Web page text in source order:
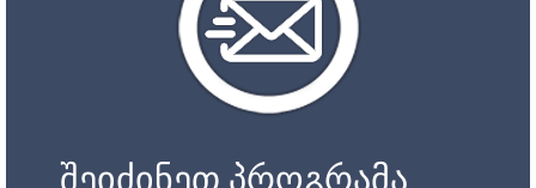
შეიძინეთ პროგრამა